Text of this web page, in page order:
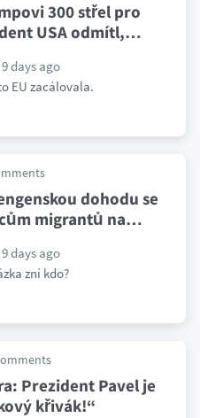
300 střel pro
USA odmítl,…
9 days ago
EU zacálovala.
dohodu se
migrantů na…
9 days ago
zní kdo?
Prezident Pavel je
křivák!“